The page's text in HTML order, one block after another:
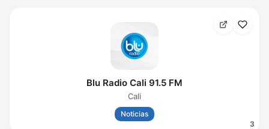
3
Blu Radio Cali 91.5 FM
Cali
Noticias